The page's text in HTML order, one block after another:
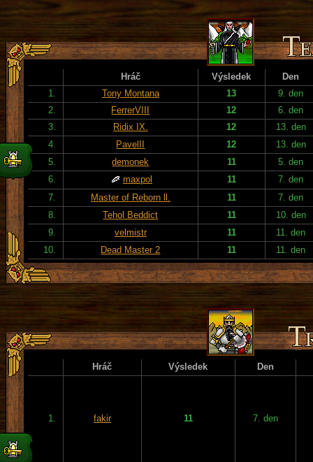
Hráč Výsledek
Den
1.
Tony Montana 13
9. den
2.
FerrerVIII 12
6. den
3.
Ridix IX. 12
13. den
4.
PavelII 12
13. den
5.
demonek 11
5. den
6.
maxpol 11
7. den
7.
Master of Reborn ll. 11
7. den
8.
Tehol Beddict 11
10. den
9.
velmistr 11
11. den
10.
Dead Master 2 11 11. den
Hráč Výsledek Den
1. fakir 11 7. den